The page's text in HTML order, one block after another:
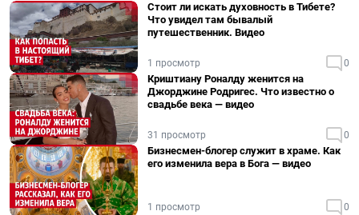
Стоит ли искать духовность в Тибете?
Что увидел там бывалый
путешественник. Видео
1 просмотр 0
Криштиану Роналду женится на
Джорджине Родригес. Что известно о
свадьбе века — видео
31 просмотр 0
Бизнесмен-блогер служит в храме. Как
его изменила вера в Бога — видео
1 просмотр 0